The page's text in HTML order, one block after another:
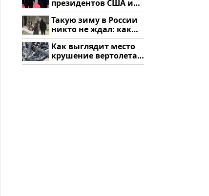
президентов США и
России: Европа?
Такую зиму в России
никто не ждал: как
так?!
Как выглядит место
крушение вертолета
на Кавказе: смотреть